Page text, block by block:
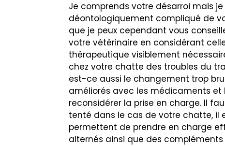
Je comprends votre désarroi mais
déontologiquement compliqué de
que je peux cependant vous
votre vétérinaire en considérant
thérapeutique visiblement
chez votre chatte des troubles du
est-ce aussi le changement trop
améliorés avec les médicaments
reconsidérer la prise en charge. Il
tenté dans le cas de votre chatte, il
permettent de prendre en charge
alternés ainsi que des